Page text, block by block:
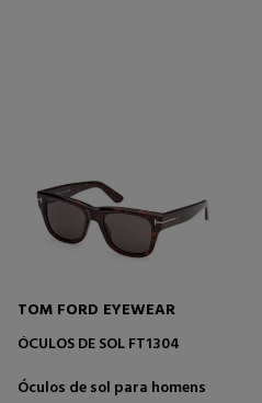
TOM FORD EYEWEAR
ÓCULOS DE SOL FT1304
Óculos de sol para homens